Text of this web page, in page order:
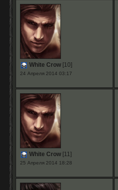
White Crow[10]
24 Апреля 2014 03:17
White Crow[11]
25 Апреля 2014 18:28